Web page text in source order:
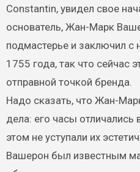
Constantin, увидел свое
основатель, Жан-Марк
подмастерье и заключил с
1755 года, так что сейчас
отправной точкой бренда.
Надо сказать, что Жан-
дела: его часы
этом не уступали их
Вашерон был известным